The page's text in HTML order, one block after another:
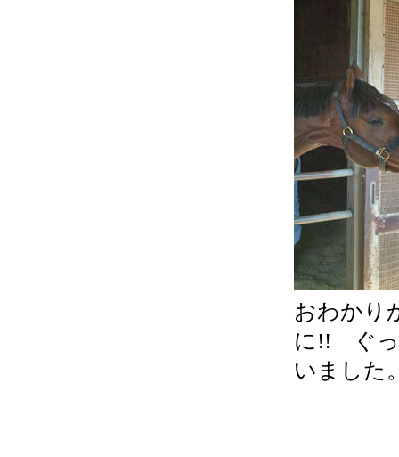
おわかり
に!! ぐっ
いました